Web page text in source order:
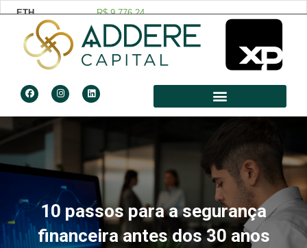
10 passos para a segurança
financeira antes dos 30 anos